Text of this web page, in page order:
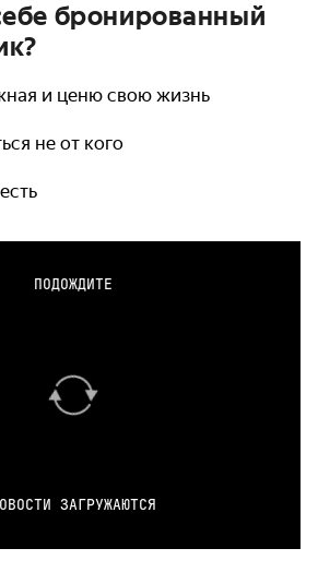
бронированный
и ценю свою жизнь
не от кого
ПОДОЖДИТЕ
ЗАГРУЖАЮТСЯ